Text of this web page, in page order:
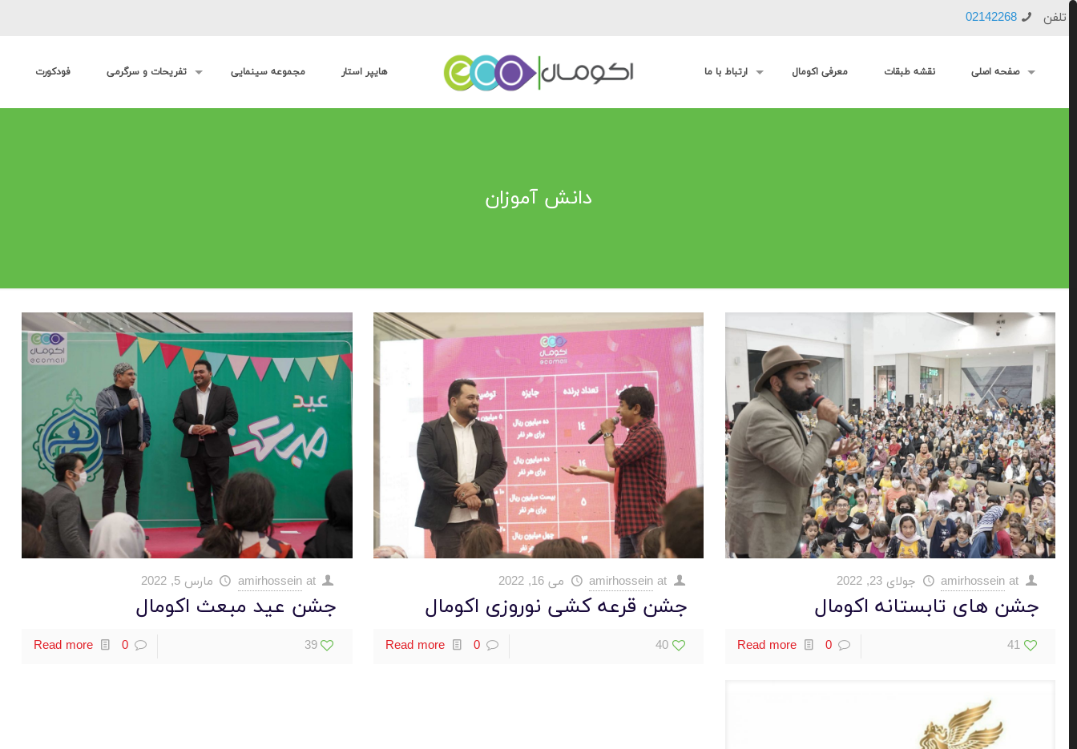
تلفن 02142268
هایپر استار مجموعه سینمایی تفریحات و سرگرمی فودکورت صفحه اصلی نقشه طبقات معرفی اکومال ارتباط با ما
دانش آموزان
amirhossein at جولای 23, 2022
جشن های تابستانه اکومال
41
0
Read more
amirhossein at می 16, 2022
جشن قرعه کشی نوروزی اکومال
40
0
Read more
amirhossein at مارس 5, 2022
جشن عید مبعث اکومال
39
0
Read more